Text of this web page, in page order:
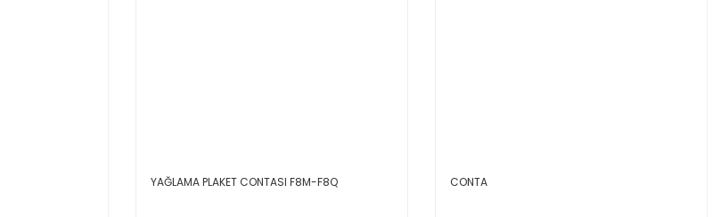
YAĞLAMA PLAKET CONTASI F8M-F8Q CONTA